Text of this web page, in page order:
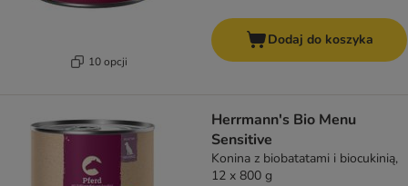
10 opcji
Dodaj do koszyka
Herrmann's Bio Menu
Sensitive
Konina z biobatatami i biocukinią,
12 x 800 g